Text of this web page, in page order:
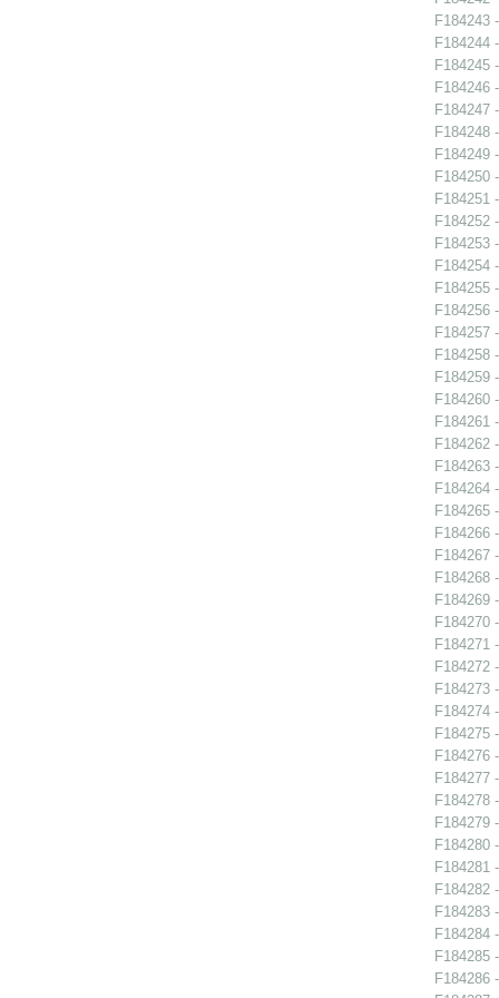
F184243
F184244
F184245
F184246
F184247
F184248
F184249
F184250
F184251
F184252
F184253
F184254
F184255
F184256
F184257
F184258
F184259
F184260
F184261
F184262
F184263
F184264
F184265
F184266
F184267
F184268
F184269
F184270
F184271
F184272
F184273
F184274
F184275
F184276
F184277
F184278
F184279
F184280
F184281
F184282
F184283
F184284
F184285
F184286